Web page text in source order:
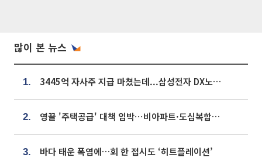
많이 본 뉴스
1. 3445억 자사주 지급 마쳤는데...삼성전자 DX노조, 뒤늦은 '떼쓰기 집회'
2. 영끌 '주택공급' 대책 임박⋯비아파트·도심복합까지 총동원
3. 바다 태운 폭염에…회 한 접시도 ‘히트플레이션’